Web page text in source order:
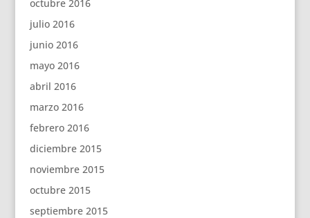
octubre 2016
julio 2016
junio 2016
mayo 2016
abril 2016
marzo 2016
febrero 2016
diciembre 2015
noviembre 2015
octubre 2015
septiembre 2015